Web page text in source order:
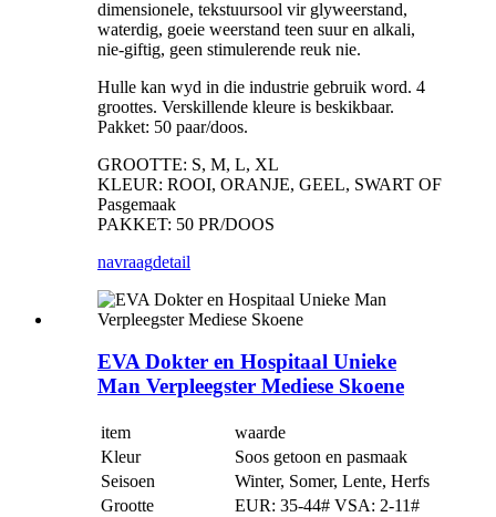
dimensionele, tekstuursool vir glyweerstand,
waterdig, goeie weerstand teen suur en alkali,
nie-giftig, geen stimulerende reuk nie.
Hulle kan wyd in die industrie gebruik word. 4
groottes. Verskillende kleure is beskikbaar.
Pakket: 50 paar/doos.
GROOTTE: S, M, L, XL
KLEUR: ROOI, ORANJE, GEEL, SWART OF
Pasgemaak
PAKKET: 50 PR/DOOS
navraagdetail
EVA Dokter en Hospitaal Unieke
Man Verpleegster Mediese Skoene
item
waarde
Kleur
Soos getoon en pasmaak
Seisoen
Winter, Somer, Lente, Herfs
Grootte
EUR: 35-44# VSA: 2-11#